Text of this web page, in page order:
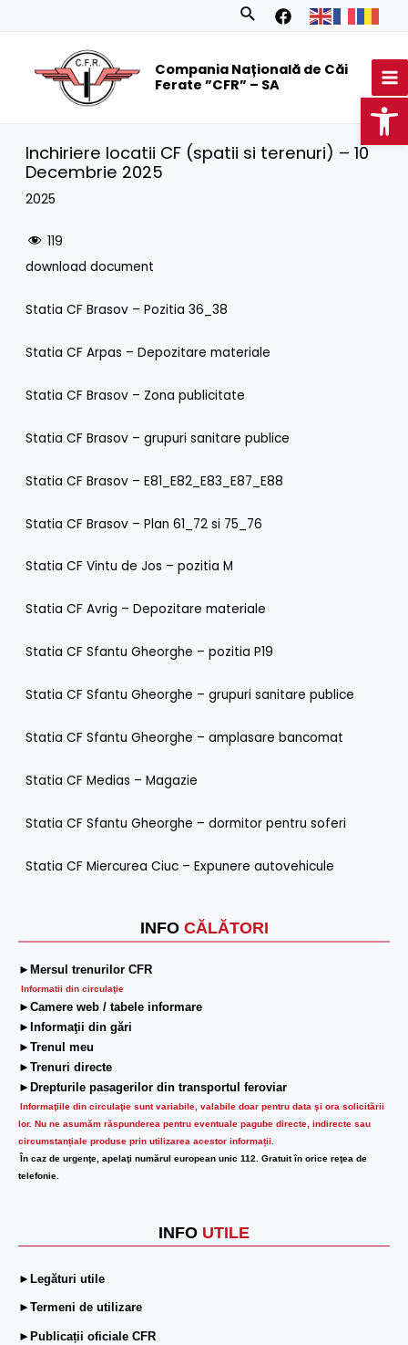
Search
Compania Națională de Căi
Ferate ”CFR” – SA
INFO CĂLĂTORI
►Mersul trenurilor CFR
Informatii din circulaţie
►Camere web / tabele informare
►Informaţii din gări
►Trenul meu
►Trenuri directe
►Drepturile pasagerilor din transportul feroviar
Informaţiile din circulaţie sunt variabile, valabile doar pentru data şi ora solicitării
lor. Nu ne asumăm răspunderea pentru eventuale pagube directe, indirecte sau
circumstanțiale produse prin utilizarea acestor informații.
În caz de urgenţe, apelaţi numărul european unic 112. Gratuit în orice reţea de
telefonie.
INFO UTILE
►Legături utile
►Termeni de utilizare
►Publicații oficiale CFR
Inchiriere locatii CF (spatii si terenuri) – 10
Decembrie 2025
2025
119
download document
Statia CF Brasov – Pozitia 36_38
Statia CF Arpas – Depozitare materiale
Statia CF Brasov – Zona publicitate
Statia CF Brasov – grupuri sanitare publice
Statia CF Brasov – E81_E82_E83_E87_E88
Statia CF Brasov – Plan 61_72 si 75_76
Statia CF Vintu de Jos – pozitia M
Statia CF Avrig – Depozitare materiale
Statia CF Sfantu Gheorghe – pozitia P19
Statia CF Sfantu Gheorghe – grupuri sanitare publice
Statia CF Sfantu Gheorghe – amplasare bancomat
Statia CF Medias – Magazie
Statia CF Sfantu Gheorghe – dormitor pentru soferi
Statia CF Miercurea Ciuc – Expunere autovehicule